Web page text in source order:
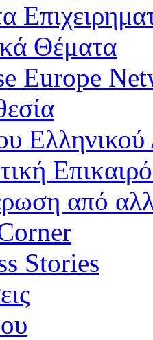
Θέματα
Europe
Ελληνικού
από
Stories